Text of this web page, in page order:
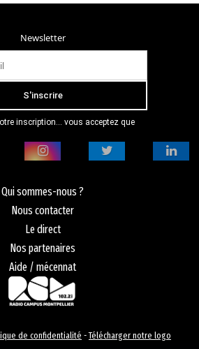
Newsletter
inscription... vous acceptez que
dans le but de vous envoyer
sa lettre d’informations. Pour plus
Qui sommes-nous ?
Nous contacter
Le direct
Nos partenaires
Aide / mécennat
de confidentialité -Télécharger notre logo